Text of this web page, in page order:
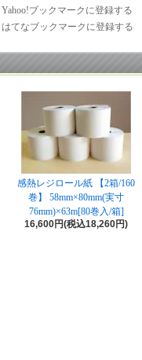
Yahoo!ブックマークに登録する
はてなブックマークに登録する
感熱レジロール紙 【2箱/160
巻】 58mm×80mm(実寸
76mm)×63m[80巻入/箱]
16,600円(税込18,260円)